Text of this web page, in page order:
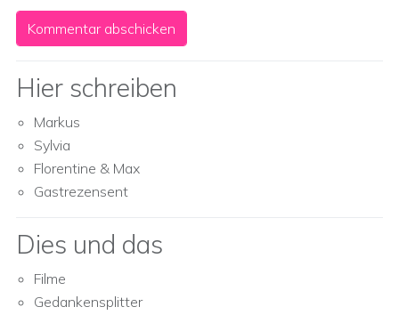
Hier schreiben
Markus
Sylvia
Florentine & Max
Gastrezensent
Dies und das
Filme
Gedankensplitter